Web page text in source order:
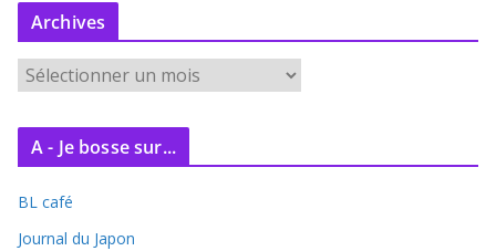
Archives
c
v
e
A - Je bosse sur...
BL café
Journal du Japon